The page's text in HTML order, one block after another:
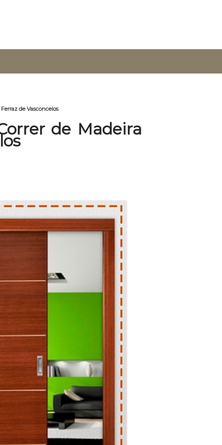
de Vasconcelos
de Madeira